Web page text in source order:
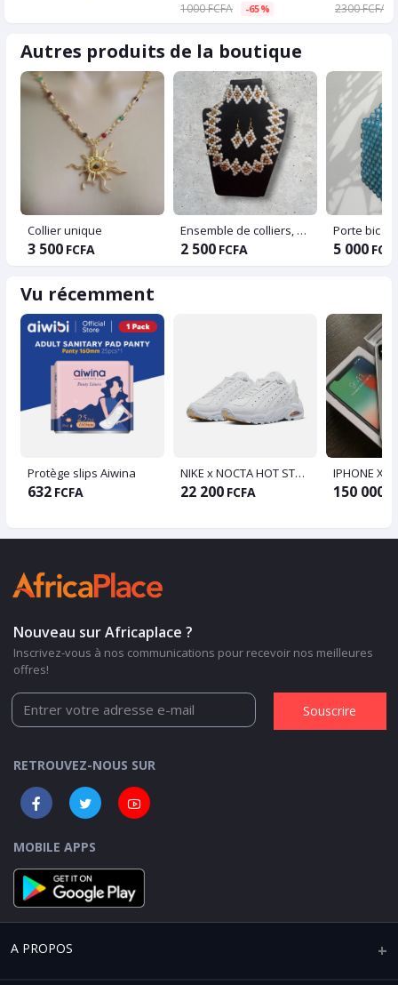
1000 FCFA -65% 2300 FCFA
Autres produits de la boutique
Collier unique
3 500 FCFA
Ensemble de colliers, bracelet et boucle
2 500 FCFA
Porte bic
5 000
Vu récemment
Protège slips Aiwina
632 FCFA
NIKE x NOCTA HOT STEP AIR TERRA Blanche
22 200 FCFA
IPHONE X
150 000
Nouveau sur Africaplace ?
Inscrivez-vous à nos communications pour recevoir nos meilleures
offres!
Souscrire
RETROUVEZ-NOUS SUR
MOBILE APPS
A PROPOS